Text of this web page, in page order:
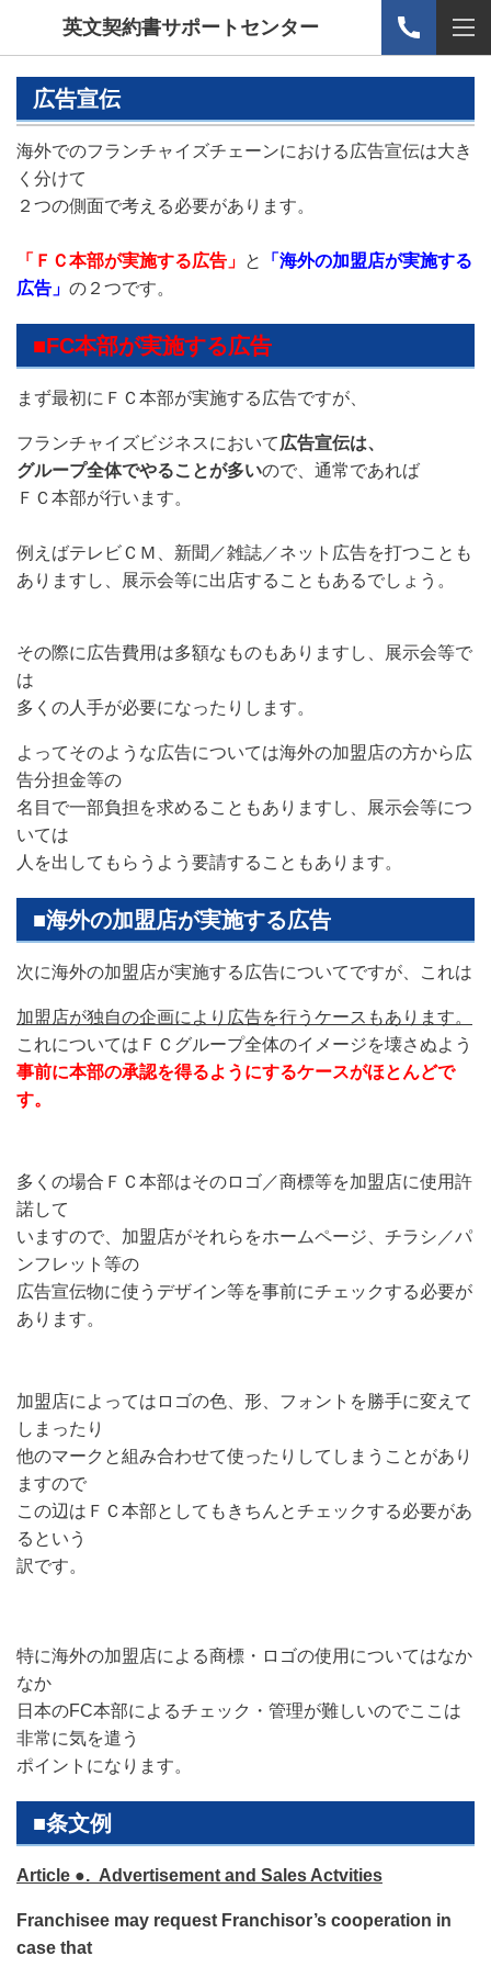
英文契約書サポートセンター
広告宣伝
海外でのフランチャイズチェーンにおける広告宣伝は大き
く分けて
２つの側面で考える必要があります。
「ＦＣ本部が実施する広告」 と
「海外の加盟店が実施する
広告」 の２つです。
■FC本部が実施する広告
まず最初にＦＣ本部が実施する広告ですが、
フランチャイズビジネスにおいて広告宣伝は、
グループ全体でやることが多いので、通常であれば
ＦＣ本部が行います。
例えばテレビＣＭ、新聞／雑誌／ネット広告を打つことも
ありますし、展示会等に出店することもあるでしょう。
その際に広告費用は多額なものもありますし、展示会等で
は
多くの人手が必要になったりします。
よってそのような広告については海外の加盟店の方から広
告分担金等の
名目で一部負担を求めることもありますし、展示会等につ
いては
人を出してもらうよう要請することもあります。
■海外の加盟店が実施する広告
次に海外の加盟店が実施する広告についてですが、これは
加盟店が独自の企画により広告を行うケースもあります。
これについてはＦＣグループ全体のイメージを壊さぬよう
事前に本部の承認を得るようにするケースがほとんどで
す。
多くの場合ＦＣ本部はそのロゴ／商標等を加盟店に使用許
諾して
いますので、加盟店がそれらをホームページ、チラシ／パ
ンフレット等の
広告宣伝物に使うデザイン等を事前にチェックする必要が
あります。
加盟店によってはロゴの色、形、フォントを勝手に変えて
しまったり
他のマークと組み合わせて使ったりしてしまうことがあり
ますので
この辺はＦＣ本部としてもきちんとチェックする必要があ
るという
訳です。
特に海外の加盟店による商標・ロゴの使用についてはなか
なか
日本のFC本部によるチェック・管理が難しいのでここは
非常に気を遣う
ポイントになります。
■条文例
Article ●. Advertisement and Sales Actvities
Franchisee may request Franchisor’s cooperation in
case that